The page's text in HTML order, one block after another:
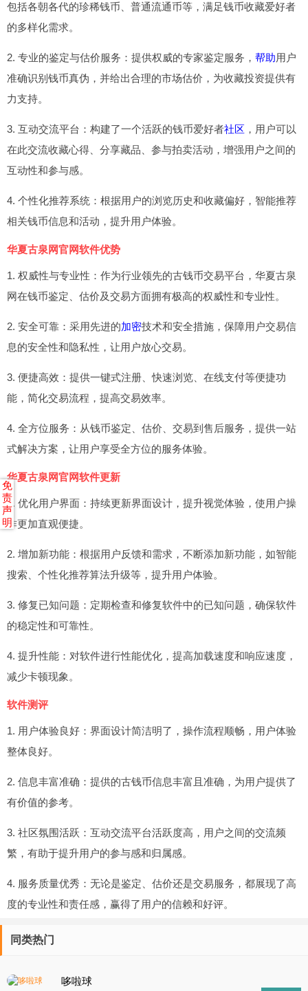
包括各朝各代的珍稀钱币、普通流通币等，满足钱币收藏爱好者
的多样化需求。
2. 专业的鉴定与估价服务：提供权威的专家鉴定服务， 帮助用户
准确识别钱币真伪，并给出合理的市场估价，为收藏投资提供有
力支持。
3. 互动交流平台：构建了一个活跃的钱币爱好者社区 ，用户可以
在此交流收藏心得、分享藏品、参与拍卖活动，增强用户之间的
互动性和参与感。
4. 个性化推荐系统：根据用户的浏览历史和收藏偏好，智能推荐
相关钱币信息和活动，提升用户体验。
华夏古泉网官网软件优势
1. 权威性与专业性：作为行业领先的古钱币交易平台，华夏古泉
网在钱币鉴定、估价及交易方面拥有极高的权威性和专业性。
2. 安全可靠：采用先进的加密技术和安全措施，保障用户交易信
息的安全性和隐私性，让用户放心交易。
3. 便捷高效：提供一键式注册、快速浏览、在线支付等便捷功
能，简化交易流程，提高交易效率。
4. 全方位服务：从钱币鉴定、估价、交易到售后服务，提供一站
式解决方案，让用户享受全方位的服务体验。
华夏古泉网官网软件更新
1. 优化用户界面：持续更新界面设计，提升视觉体验，使用户操
作更加直观便捷。
2. 增加新功能：根据用户反馈和需求，不断添加新功能，如智能
搜索、个性化推荐算法升级等，提升用户体验。
3. 修复已知问题：定期检查和修复软件中的已知问题，确保软件
的稳定性和可靠性。
4. 提升性能：对软件进行性能优化，提高加载速度和响应速度，
减少卡顿现象。
软件测评
1. 用户体验良好：界面设计简洁明了，操作流程顺畅，用户体验
整体良好。
2. 信息丰富准确：提供的古钱币信息丰富且准确，为用户提供了
有价值的参考。
3. 社区氛围活跃：互动交流平台活跃度高，用户之间的交流频
繁，有助于提升用户的参与感和归属感。
4. 服务质量优秀：无论是鉴定、估价还是交易服务，都展现了高
度的专业性和责任感，赢得了用户的信赖和好评。
同类热门
哆啦球
免
责
声
明